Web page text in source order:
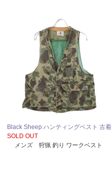
Black Sheep ハンティングベスト 古着
SOLD OUT
メンズ 狩猟 釣り ワークベスト